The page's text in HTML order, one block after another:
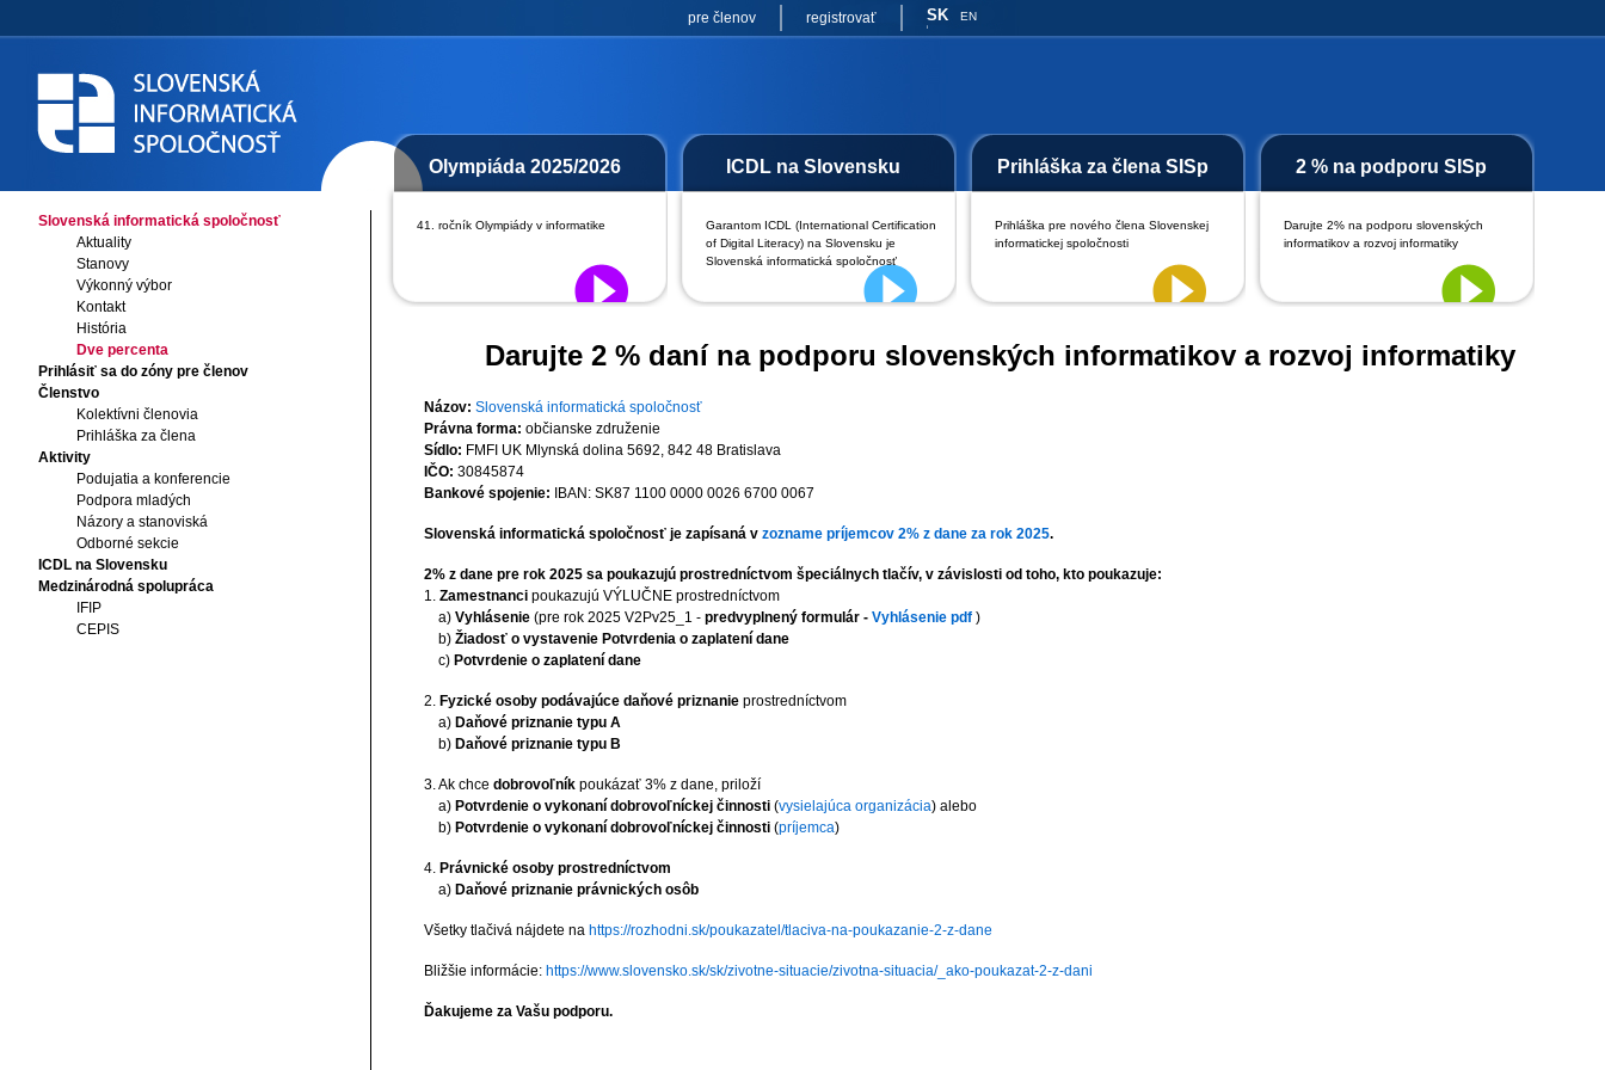
pre členov registrovať SK EN
Slovenská informatická spoločnosť
Aktuality
Stanovy
Výkonný výbor
Kontakt
História
Dve percenta
Prihlásiť sa do zóny pre členov
Členstvo
Kolektívni členovia
Prihláška za člena
Aktivity
Podujatia a konferencie
Podpora mladých
Názory a stanoviská
Odborné sekcie
ICDL na Slovensku
Medzinárodná spolupráca
IFIP
CEPIS
Darujte 2 % daní na podporu slovenských informatikov a rozvoj informatiky
Názov: Slovenská informatická spoločnosť
Právna forma: občianske združenie
Sídlo: FMFI UK Mlynská dolina 5692, 842 48 Bratislava
IČO: 30845874
Bankové spojenie: IBAN: SK87 1100 0000 0026 6700 0067
Slovenská informatická spoločnosť je zapísaná v zozname príjemcov 2% z dane za rok 2025.
2% z dane pre rok 2025 sa poukazujú prostredníctvom špeciálnych tlačív, v závislosti od toho, kto poukazuje:
1. Zamestnanci poukazujú VÝLUČNE prostredníctvom
a) Vyhlásenie (pre rok 2025 V2Pv25_1 - predvyplnený formulár - Vyhlásenie pdf )
b) Žiadosť o vystavenie Potvrdenia o zaplatení dane
c) Potvrdenie o zaplatení dane
2. Fyzické osoby podávajúce daňové priznanie prostredníctvom
a) Daňové priznanie typu A
b) Daňové priznanie typu B
3. Ak chce dobrovoľník poukázať 3% z dane, priloží
a) Potvrdenie o vykonaní dobrovoľníckej činnosti (vysielajúca organizácia) alebo
b) Potvrdenie o vykonaní dobrovoľníckej činnosti (príjemca)
4. Právnické osoby prostredníctvom
a) Daňové priznanie právnických osôb
Všetky tlačivá nájdete na https://rozhodni.sk/poukazatel/tlaciva-na-poukazanie-2-z-dane
Bližšie informácie: https://www.slovensko.sk/sk/zivotne-situacie/zivotna-situacia/_ako-poukazat-2-z-dani
Ďakujeme za Vašu podporu.
Olympiáda 2025/2026
41. ročník Olympiády v informatike
ICDL na Slovensku
Garantom ICDL (International Certification
of Digital Literacy) na Slovensku je
Slovenská informatická spoločnosť
Prihláška za člena SISp
Prihláška pre nového člena Slovenskej
informatickej spoločnosti
2 % na podporu SISp
Darujte 2% na podporu slovenských
informatikov a rozvoj informatiky